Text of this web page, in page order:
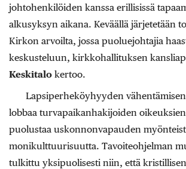
johtohenkilöiden kanssa erillisissä
alkusyksyn aikana. Keväällä järjetetään
Kirkon arvoilta, jossa puoluejohtajia
keskusteluun, kirkkohallituksen
Keskitalo kertoo.
Lapsiperheköyhyyden
lobbaa turvapaikanhakijoiden
puolustaa uskonnonvapauden
monikulttuurisuutta. Tavoiteohjelman
tulkittu yksipuolisesti niin, että